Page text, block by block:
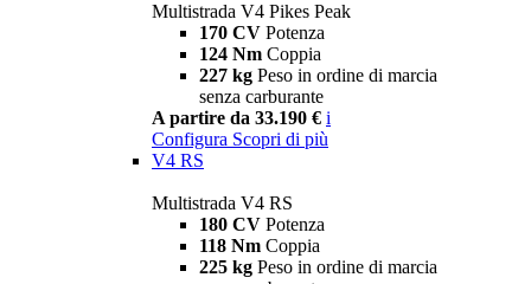
Multistrada V4 Pikes Peak
170 CV Potenza
124 Nm Coppia
227 kg Peso in ordine di marcia
senza carburante
A partire da 33.190 € i
Configura Scopri di più
V4 RS
Multistrada V4 RS
180 CV Potenza
118 Nm Coppia
225 kg Peso in ordine di marcia